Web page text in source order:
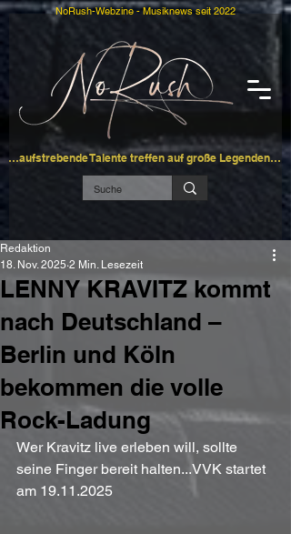
…aufstrebende Talente treffen auf große Legenden…
NoRush-Webzine - Musiknews seit 2022
LENNY KRAVITZ kommt
nach Deutschland –
Berlin und Köln
bekommen die volle
Rock-Ladung
Redaktion
18. Nov. 2025 2 Min. Lesezeit
Wer Kravitz live erleben will, sollte
seine Finger bereit halten...VVK startet
am 19.11.2025